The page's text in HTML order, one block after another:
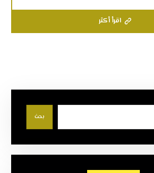
اقرأ أكثر
بحث